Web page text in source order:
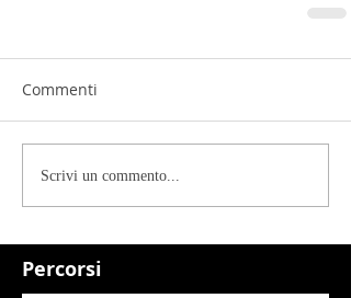
Percorsi
Commenti
Scrivi un commento...